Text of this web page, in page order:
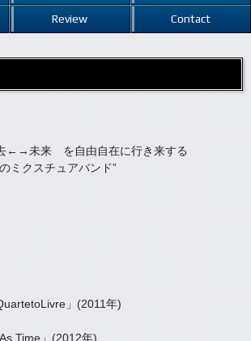
Review Contact
未来 を自由自在に行き来する
ミクスチュアバンド”
」(2011年)
Time」(2012年)